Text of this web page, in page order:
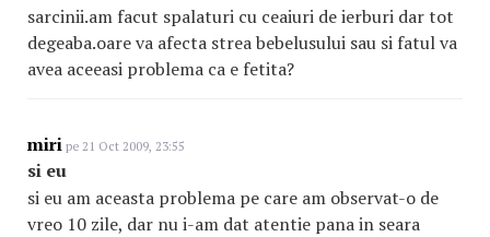
sarcinii.am facut spalaturi cu ceaiuri de ierburi dar tot
degeaba.oare va afecta strea bebelusului sau si fatul va
avea aceeasi problema ca e fetita?
miri pe 21 Oct 2009, 23:55
si eu
si eu am aceasta problema pe care am observat-o de
vreo 10 zile, dar nu i-am dat atentie pana in seara